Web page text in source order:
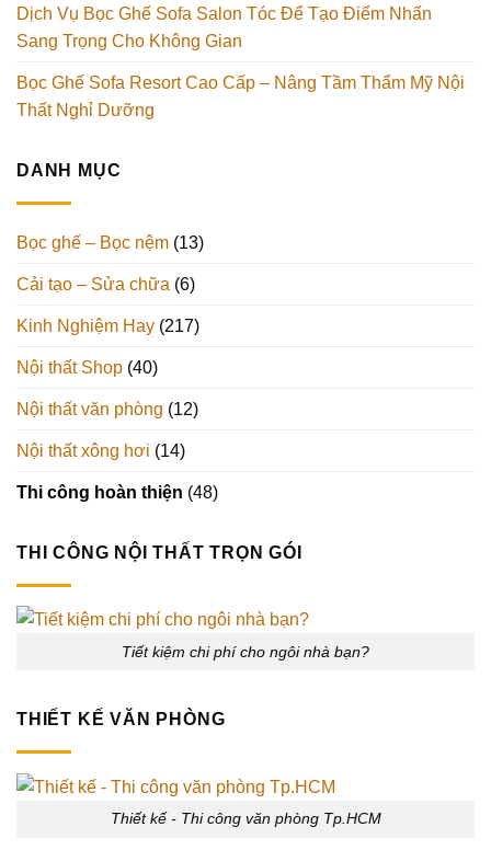
Dịch Vụ Bọc Ghế Sofa Salon Tóc Để Tạo Điểm Nhấn
Sang Trọng Cho Không Gian
Bọc Ghế Sofa Resort Cao Cấp – Nâng Tầm Thẩm Mỹ Nội
Thất Nghỉ Dưỡng
DANH MỤC
Bọc ghế – Bọc nệm (13)
Cải tạo – Sửa chữa (6)
Kinh Nghiệm Hay (217)
Nội thất Shop (40)
Nội thất văn phòng (12)
Nội thất xông hơi (14)
Thi công hoàn thiện (48)
THI CÔNG NỘI THẤT TRỌN GÓI
Tiết kiệm chi phí cho ngôi nhà bạn?
THIẾT KẾ VĂN PHÒNG
Thiết kế - Thi công văn phòng Tp.HCM